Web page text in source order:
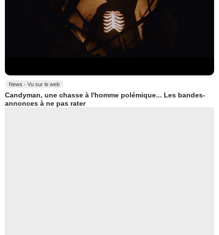
News - Vu sur le web
Candyman, une chasse à l'homme polémique... Les bandes-
annonces à ne pas rater